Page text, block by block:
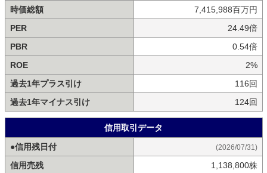
時価総額
7,415,988百万円
PER
24.49倍
PBR
0.54倍
ROE
2%
過去1年プラス引け
116回
過去1年マイナス引け
124回
信用取引データ
●信用残日付
(2026/07/31)
信用売残
1,138,800株